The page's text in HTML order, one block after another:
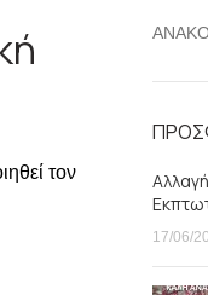
τον
17/06/